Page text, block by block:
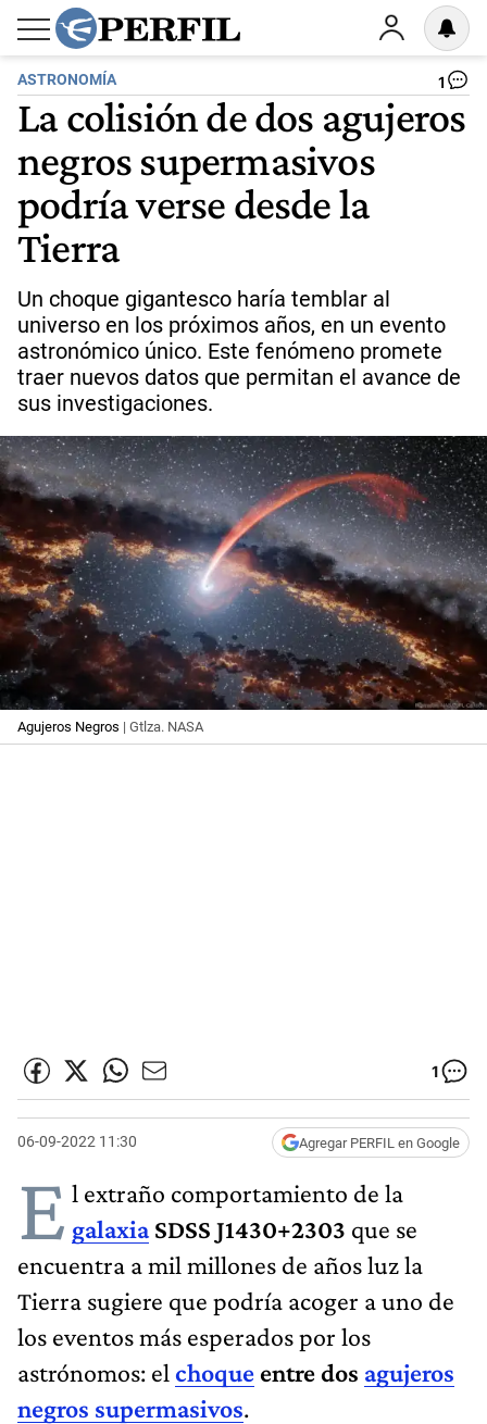
ASTRONOMÍA 1
La colisión de dos agujeros
negros supermasivos
podría verse desde la
Tierra
Un choque gigantesco haría temblar al
universo en los próximos años, en un evento
astronómico único. Este fenómeno promete
traer nuevos datos que permitan el avance de
sus investigaciones.
Agujeros Negros | Gtlza. NASA
1
06-09-2022 11:30 Agregar PERFIL en Google
E l extraño comportamiento de la
galaxiaSDSS J1430+2303 que se
encuentra a mil millones de años luz la
Tierra sugiere que podría acoger a uno de
los eventos más esperados por los
astrónomos: el choque entre dos agujeros
negros supermasivos.